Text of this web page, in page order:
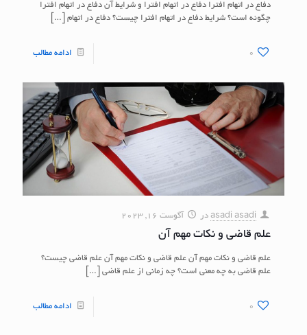
دفاع در اتهام افترا دفاع در اتهام افترا و شرایط آن دفاع در اتهام افترا
چگونه است؟ شرایط دفاع در اتهام افترا چیست؟ دفاع در اتهام […]
0 ادامه مطالب
asadi asadi در آگوست 16, 2023
علم قاضی و نکات مهم آن
علم قاضی و نکات مهم آن علم قاضی و نکات مهم آن علم قاضی چیست؟
علم قاضی به چه معنی است؟ چه زمانی از علم قاضی […]
0 ادامه مطالب